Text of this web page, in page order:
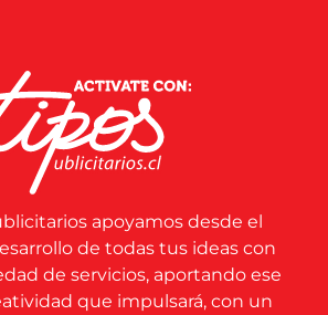
apoyamos desde el
de todas tus ideas con
de servicios, aportando ese
que impulsará, con un